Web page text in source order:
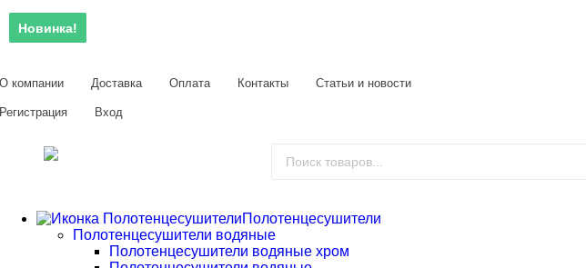
О компании Доставка Оплата Контакты Статьи и новости
Регистрация Вход
Полотенцесушители
Полотенцесушители водяные
Полотенцесушители водяные хром
Новинка!
Новинка!